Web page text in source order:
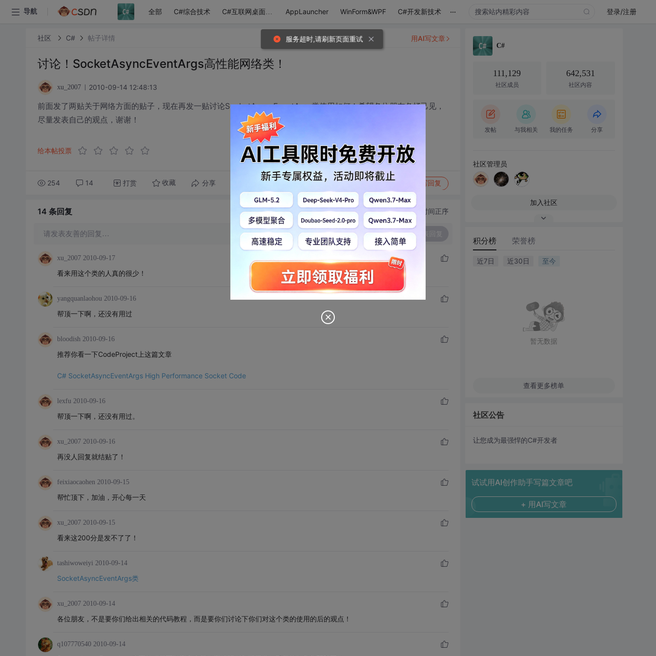
导航 全部 C#综合技术 C#互联网桌面应用 AppLauncher WinForm&WPF C#开发新技术 ... 登录/注册
社区 C# 帖子详情
讨论！SocketAsyncEventArgs高性能网络类！
xu_2007 2010-09-14 12:48:13
前面发了两贴关于网络方面的贴子，现在再发一贴讨论SocketAsyncEventArgs类使用如何！希望各位朋友各抒己见，
尽量发表自己的观点，谢谢！
给本帖投票
254 14 打赏 收藏 分享 转发到动态 举报 写回复
用AI写文章
14 条回复 切换为时间正序
请发表友善的回复… 发表回复
xu_2007 2010-09-17
看来用这个类的人真的很少！
yangquanlaohou 2010-09-16
帮顶一下啊，还没有用过
bloodish 2010-09-16
推荐你看一下CodeProject上这篇文章
C# SocketAsyncEventArgs High Performance Socket Code
lexfu 2010-09-16
帮顶一下啊，还没有用过。
xu_2007 2010-09-16
再没人回复就结贴了！
feixiaocaohen 2010-09-15
帮忙顶下，加油，开心每一天
xu_2007 2010-09-15
看来这200分是发不了了！
tashiwoweiyi 2010-09-14
SocketAsyncEventArgs类
xu_2007 2010-09-14
各位朋友，不是要你们给出相关的代码教程，而是要你们讨论下你们对这个类的使用的后的观点！
q107770540 2010-09-14
C#
111,129
社区成员
642,531
社区内容
发帖 与我相关 我的任务 分享
社区管理员
加入社区
积分榜 荣誉榜
近7日 近30日 至今
暂无数据
查看更多榜单
社区公告
让您成为最强悍的C#开发者
试试用AI创作助手写篇文章吧
+ 用AI写文章
服务超时,请刷新页面重试